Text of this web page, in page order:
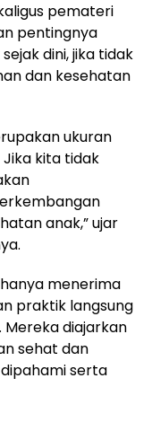
pemateri
pentingnya
dini, jika tidak
dan kesehatan
ukuran
kita tidak
anak,” ujar
menerima
praktik langsung
diajarkan
sehat dan
serta